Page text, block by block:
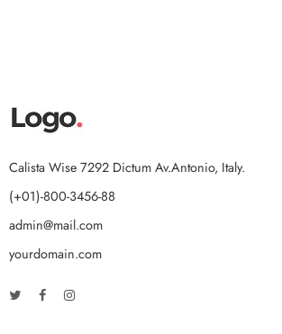
Calista Wise 7292 Dictum Av.Antonio, Italy.
(+01)-800-3456-88
admin@mail.com
yourdomain.com